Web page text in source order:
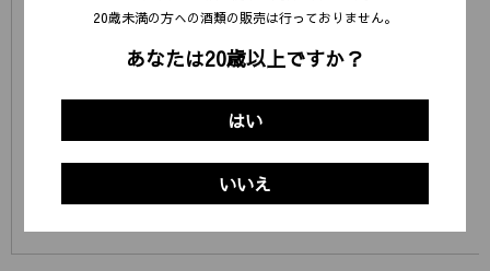
純米大吟醸 青乃無（あおの
む）／箱なし
¥ 1,375 ～ ¥ 6,160
20歳未満の⽅への酒類の販売は⾏っておりません。
あなたは20歳以上ですか？
はい
いいえ